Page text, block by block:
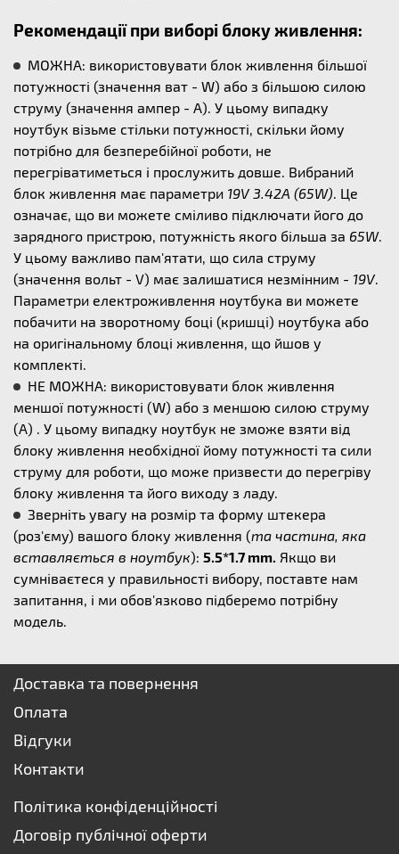
Рекомендації при виборі блоку живлення:
МОЖНА: використовувати блок живлення більшої
потужності (значення ват - W) або з більшою силою
струму (значення ампер - А). У цьому випадку
ноутбук візьме стільки потужності, скільки йому
потрібно для безперебійної роботи, не
перегріватиметься і прослужить довше. Вибраний
блок живлення має параметри 19V 3.42A (65W). Це
означає, що ви можете сміливо підключати його до
зарядного пристрою, потужність якого більша за 65W.
У цьому важливо пам'ятати, що сила струму
(значення вольт - V) має залишатися незмінним - 19V.
Параметри електроживлення ноутбука ви можете
побачити на зворотному боці (кришці) ноутбука або
на оригінальному блоці живлення, що йшов у
комплекті.
НЕ МОЖНА: використовувати блок живлення
меншої потужності (W) або з меншою силою струму
(А) . У цьому випадку ноутбук не зможе взяти від
блоку живлення необхідної йому потужності та сили
струму для роботи, що може призвести до перегріву
блоку живлення та його виходу з ладу.
Зверніть увагу на розмір та форму штекера
(роз'єму) вашого блоку живлення (та частина, яка
вставляється в ноутбук): 5.5*1.7 mm. Якщо ви
сумніваєтеся у правильності вибору, поставте нам
запитання, і ми обов'язково підберемо потрібну
модель.
Доставка та повернення
Оплата
Відгуки
Контакти
Політика конфіденційності
Договір публічної оферти